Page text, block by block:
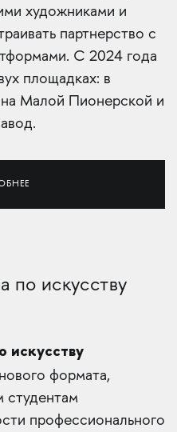
художниками и
партнерство с
С 2024 года
площадках: в
Малой Пионерской и
по искусству
искусству
формата,
студентам
профессионального